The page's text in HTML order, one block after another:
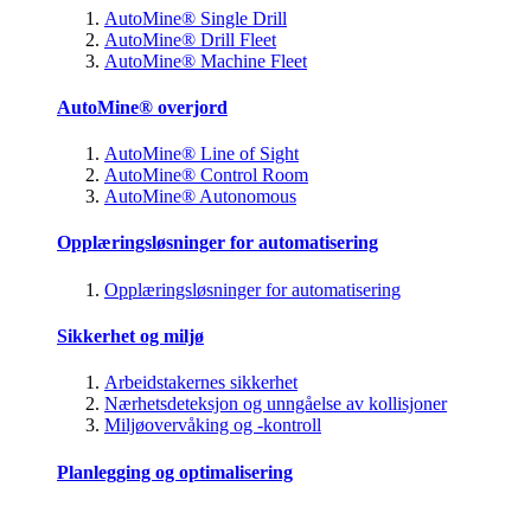
AutoMine® Single Drill
AutoMine® Drill Fleet
AutoMine® Machine Fleet
AutoMine® overjord
AutoMine® Line of Sight
AutoMine® Control Room
AutoMine® Autonomous
Opplæringsløsninger for automatisering
Opplæringsløsninger for automatisering
Sikkerhet og miljø
Arbeidstakernes sikkerhet
Nærhetsdeteksjon og unngåelse av kollisjoner
Miljøovervåking og -kontroll
Planlegging og optimalisering